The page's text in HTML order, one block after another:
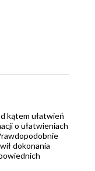
kątem ułatwień
o ułatwieniach
dokonania